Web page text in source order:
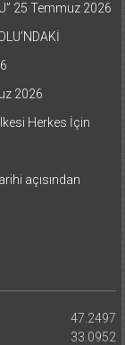
25 Temmuz 2026
2026
Herkes İçin
açısından
47.2497
33.0952